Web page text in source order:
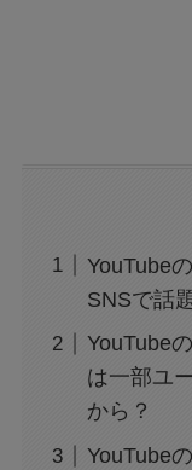
YouTube
SNSで話
YouTube
は一部ユ
から？
YouTube